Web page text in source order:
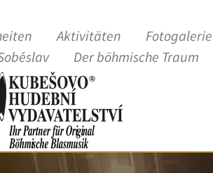
Aktivitäten Fotogalerie
Der böhmische Traum